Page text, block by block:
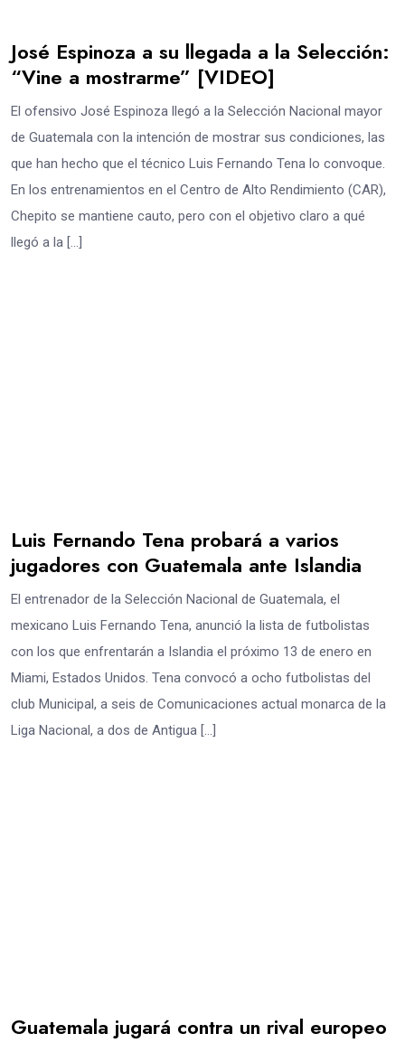
José Espinoza a su llegada a la Selección:
“Vine a mostrarme” [VIDEO]
El ofensivo José Espinoza llegó a la Selección Nacional mayor
de Guatemala con la intención de mostrar sus condiciones, las
que han hecho que el técnico Luis Fernando Tena lo convoque.
En los entrenamientos en el Centro de Alto Rendimiento (CAR),
Chepito se mantiene cauto, pero con el objetivo claro a qué
llegó a la […]
Luis Fernando Tena probará a varios
jugadores con Guatemala ante Islandia
El entrenador de la Selección Nacional de Guatemala, el
mexicano Luis Fernando Tena, anunció la lista de futbolistas
con los que enfrentarán a Islandia el próximo 13 de enero en
Miami, Estados Unidos. Tena convocó a ocho futbolistas del
club Municipal, a seis de Comunicaciones actual monarca de la
Liga Nacional, a dos de Antigua […]
Guatemala jugará contra un rival europeo